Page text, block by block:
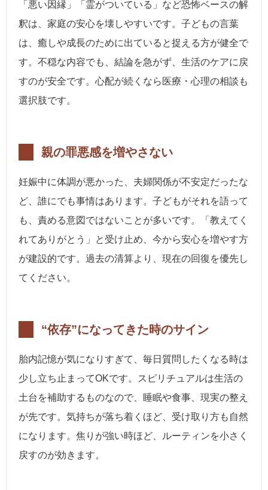
「悪い因縁」「霊がついている」など恐怖ベースの解
釈は、家庭の安心を壊しやすいです。子どもの言葉
は、癒しや成長のために出ていると捉える方が健全で
す。不穏な内容でも、結論を急がず、生活のケアに戻
すのが安全です。心配が続くなら医療・心理の相談も
選択肢です。
親の罪悪感を増やさない
妊娠中に体調が悪かった、夫婦関係が不安定だったな
ど、誰にでも事情はあります。子どもがそれを語って
も、責める意図ではないことが多いです。「教えてく
れてありがとう」と受け止め、今から安心を増やす方
が建設的です。過去の清算より、現在の回復を優先し
てください。
“依存”になってきた時のサイン
胎内記憶が気になりすぎて、毎日質問したくなる時は
少し立ち止まってOKです。スピリチュアルは生活の
土台を補助するものなので、睡眠や食事、現実の整え
が先です。気持ちが落ち着くほど、受け取り方も自然
になります。焦りが強い時ほど、ルーティンを小さく
戻すのが効きます。